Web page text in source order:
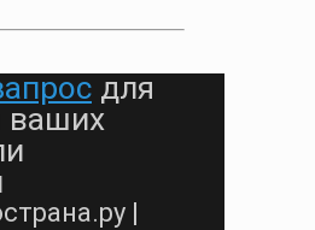
для
ваших
|